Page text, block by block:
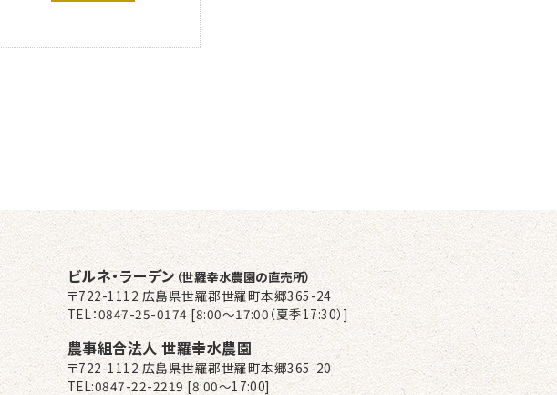
ビルネ・ラーデン（世羅幸水農園の直売所）
〒722-1112 広島県世羅郡世羅町本郷365-24
TEL：0847-25-0174 [8:00～17:00（夏季17:30）]
農事組合法人 世羅幸水農園
〒722-1112 広島県世羅郡世羅町本郷365-20
TEL:0847-22-2219 [8:00〜17:00]